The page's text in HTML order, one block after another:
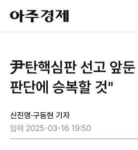
아
주
경
尹탄핵심판 선고 앞
판단에 승복할 것"
신진영·구동현 기자
입력 2025-03-16 19:50